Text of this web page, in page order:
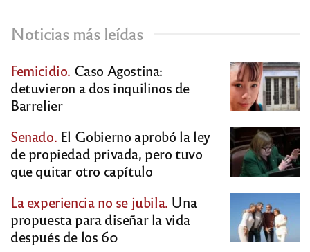
Noticias más leídas
Femicidio. Caso Agostina:
detuvieron a dos inquilinos de
Barrelier
Senado. El Gobierno aprobó la ley
de propiedad privada, pero tuvo
que quitar otro capítulo
La experiencia no se jubila. Una
propuesta para diseñar la vida
después de los 60